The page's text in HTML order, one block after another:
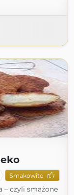
Smakowite
– czyli smażone